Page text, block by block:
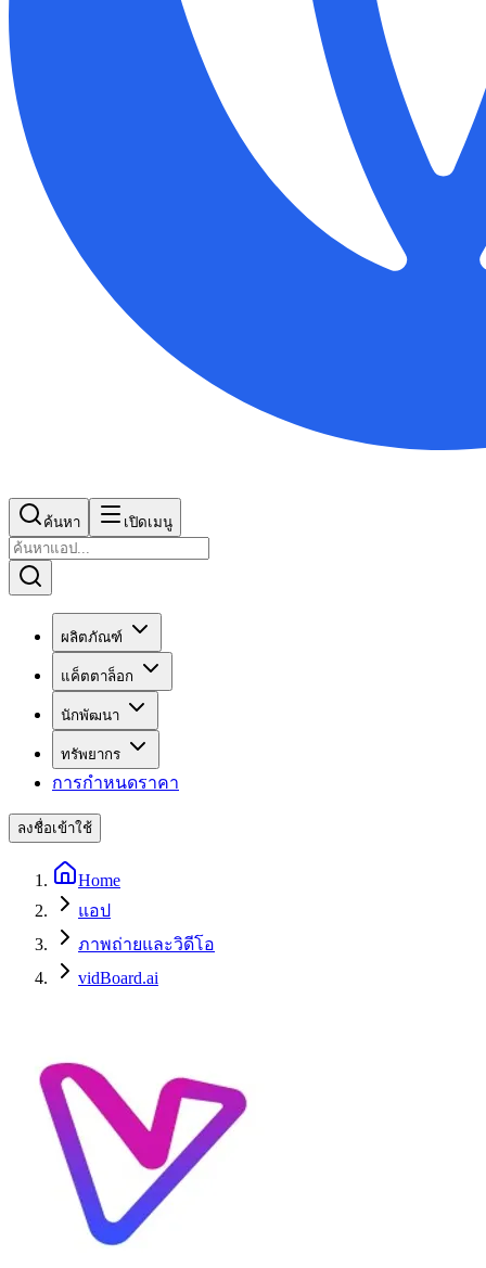
ค้นหา เปิดเมนู
ผลิตภัณฑ์
แค็ตตาล็อก
นักพัฒนา
ทรัพยากร
การกำหนดราคา
ลงชื่อเข้าใช้
Home
แอป
ภาพถ่ายและวิดีโอ
vidBoard.ai